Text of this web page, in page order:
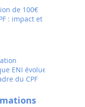
de 100€
: impact et
ENI évolue
du CPF